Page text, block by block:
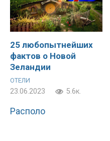
25 любопытнейших
фактов о Новой
Зеландии
ОТЕЛИ
23.06.2023 5.6к.
Располо